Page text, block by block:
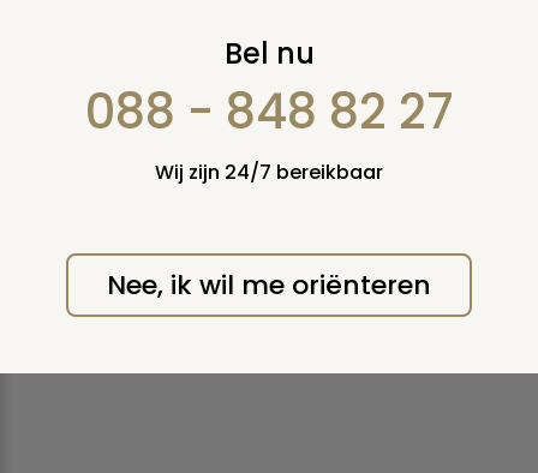
Lijkverstijving of
lijkstijfheid
begint op te treden en na enkele dagen weer
Print deze pagina
Bel nu
088 - 848 82 27
Wij zijn 24/7 bereikbaar
Nee, ik wil me oriënteren